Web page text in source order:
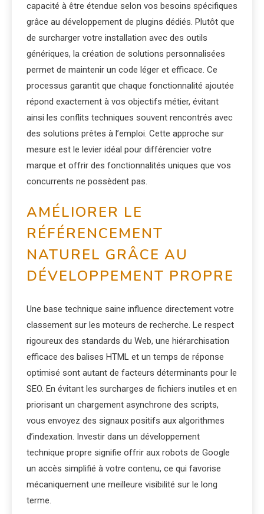
capacité à être étendue selon vos besoins spécifiques
grâce au développement de plugins dédiés. Plutôt que
de surcharger votre installation avec des outils
génériques, la création de solutions personnalisées
permet de maintenir un code léger et efficace. Ce
processus garantit que chaque fonctionnalité ajoutée
répond exactement à vos objectifs métier, évitant
ainsi les conflits techniques souvent rencontrés avec
des solutions prêtes à l’emploi. Cette approche sur
mesure est le levier idéal pour différencier votre
marque et offrir des fonctionnalités uniques que vos
concurrents ne possèdent pas.
AMÉLIORER LE
RÉFÉRENCEMENT
NATUREL GRÂCE AU
DÉVELOPPEMENT PROPRE
Une base technique saine influence directement votre
classement sur les moteurs de recherche. Le respect
rigoureux des standards du Web, une hiérarchisation
efficace des balises HTML et un temps de réponse
optimisé sont autant de facteurs déterminants pour le
SEO. En évitant les surcharges de fichiers inutiles et en
priorisant un chargement asynchrone des scripts,
vous envoyez des signaux positifs aux algorithmes
d’indexation. Investir dans un développement
technique propre signifie offrir aux robots de Google
un accès simplifié à votre contenu, ce qui favorise
mécaniquement une meilleure visibilité sur le long
terme.